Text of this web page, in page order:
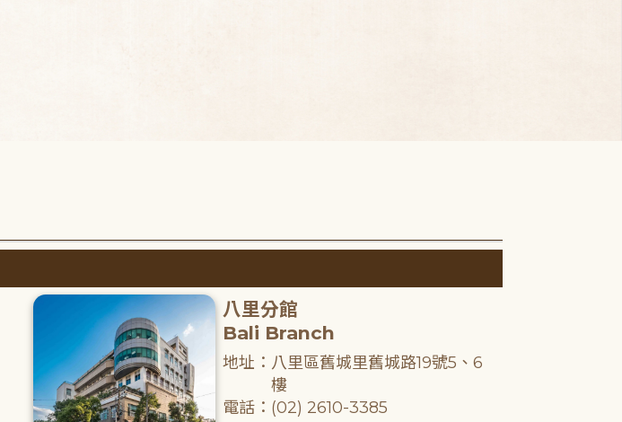
八里分館
Bali Branch
地址：八里區舊城里舊城路19號5、6
樓
電話：(02) 2610-3385